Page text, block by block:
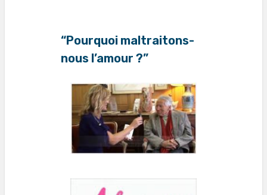
“Pourquoi maltraitons-
nous l’amour ?”